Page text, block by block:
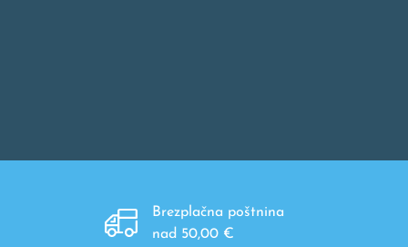
Brezplačna poštnina
nad 50,00 €